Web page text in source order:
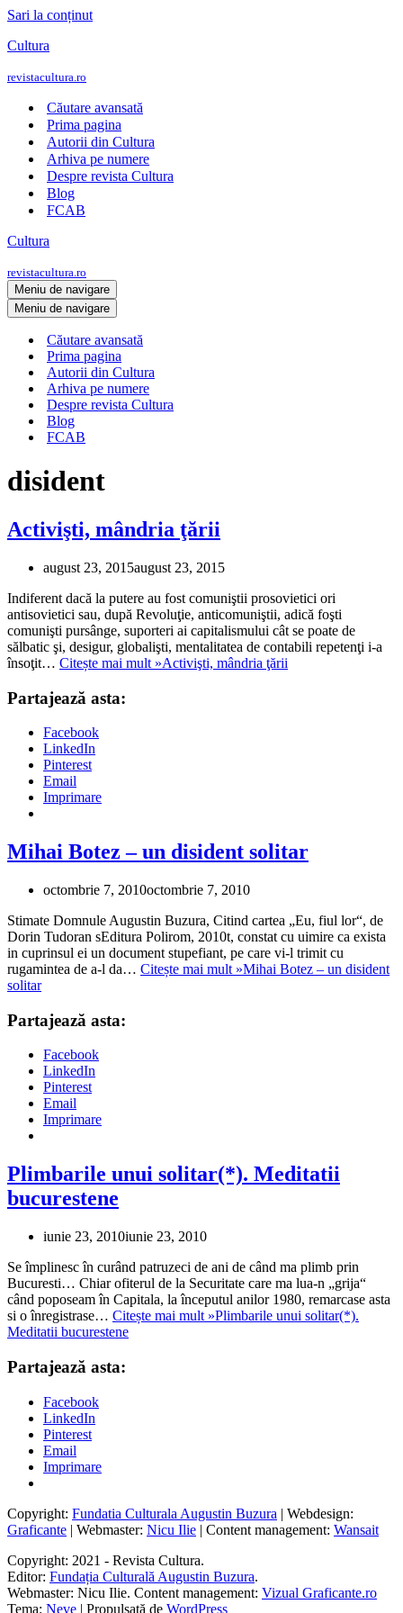
Sari la conținut
Cultura
revistacultura.ro
Căutare avansată
Prima pagina
Autorii din Cultura
Arhiva pe numere
Despre revista Cultura
Blog
FCAB
Cultura
revistacultura.ro
Meniu de navigare
Meniu de navigare
Căutare avansată
Prima pagina
Autorii din Cultura
Arhiva pe numere
Despre revista Cultura
Blog
FCAB
disident
Activişti, mândria ţării
august 23, 2015august 23, 2015
Indiferent dacă la putere au fost comuniştii prosovietici ori
antisovietici sau, după Revoluţie, anticomuniştii, adică foşti
comunişti pursânge, suporteri ai capitalismului cât se poate de
sălbatic şi, desigur, globalişti, mentalitatea de contabili repetenţi i-a
însoţit… Citește mai mult »Activişti, mândria ţării
Partajează asta:
Facebook
LinkedIn
Pinterest
Email
Imprimare
Mihai Botez – un disident solitar
octombrie 7, 2010octombrie 7, 2010
Stimate Domnule Augustin Buzura, Citind cartea „Eu, fiul lor“, de
Dorin Tudoran sEditura Polirom, 2010t, constat cu uimire ca exista
in cuprinsul ei un document stupefiant, pe care vi-l trimit cu
rugamintea de a-l da… Citește mai mult »Mihai Botez – un disident
solitar
Partajează asta:
Facebook
LinkedIn
Pinterest
Email
Imprimare
Plimbarile unui solitar(*). Meditatii
bucurestene
iunie 23, 2010iunie 23, 2010
Se împlinesc în curând patruzeci de ani de când ma plimb prin
Bucuresti… Chiar ofiterul de la Securitate care ma lua-n „grija“
când poposeam în Capitala, la începutul anilor 1980, remarcase asta
si o înregistrase… Citește mai mult »Plimbarile unui solitar(*).
Meditatii bucurestene
Partajează asta:
Facebook
LinkedIn
Pinterest
Email
Imprimare
Copyright: Fundatia Culturala Augustin Buzura | Webdesign:
Graficante | Webmaster: Nicu Ilie | Content management: Wansait
Copyright: 2021 - Revista Cultura.
Editor: Fundația Culturală Augustin Buzura.
Webmaster: Nicu Ilie. Content management: Vizual Graficante.ro
Tema: Neve | Propulsată de WordPress